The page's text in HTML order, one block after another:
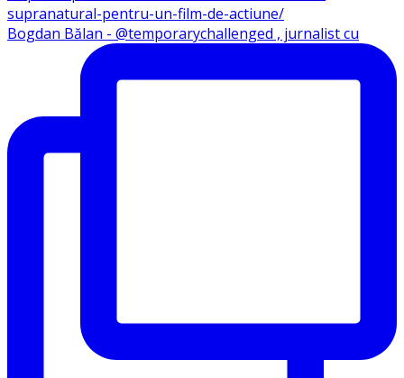
Bogdan Bălan - @temporarychallenged , jurnalist cu